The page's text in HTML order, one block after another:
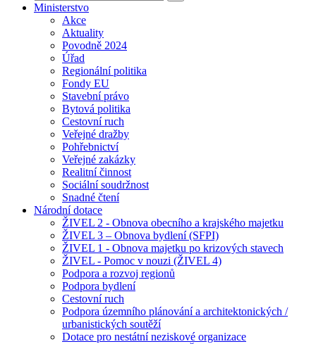
Ministerstvo
Akce
Aktuality
Povodně 2024
Úřad
Regionální politika
Fondy EU
Stavební právo
Bytová politika
Cestovní ruch
Veřejné dražby
Pohřebnictví
Veřejné zakázky
Realitní činnost
Sociální soudržnost
Snadné čtení
Národní dotace
ŽIVEL 2 - Obnova obecního a krajského majetku
ŽIVEL 3 – Obnova bydlení (SFPI)
ŽIVEL 1 - Obnova majetku po krizových stavech
ŽIVEL - Pomoc v nouzi (ŽIVEL 4)
Podpora a rozvoj regionů
Podpora bydlení
Cestovní ruch
Podpora územního plánování a architektonických /
urbanistických soutěží
Dotace pro nestátní neziskové organizace